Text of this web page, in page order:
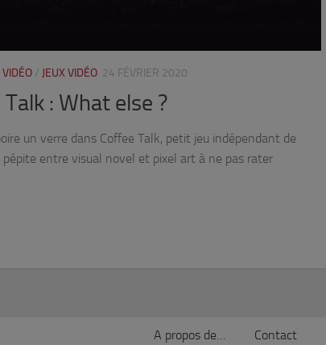
VIDÉO / JEUX VIDÉO 24 FÉVRIER 2020
: What else ?
un verre dans Coffee Talk, petit jeu indépendant de
entre visual novel et pixel art à ne pas rater
A propos de… Contact